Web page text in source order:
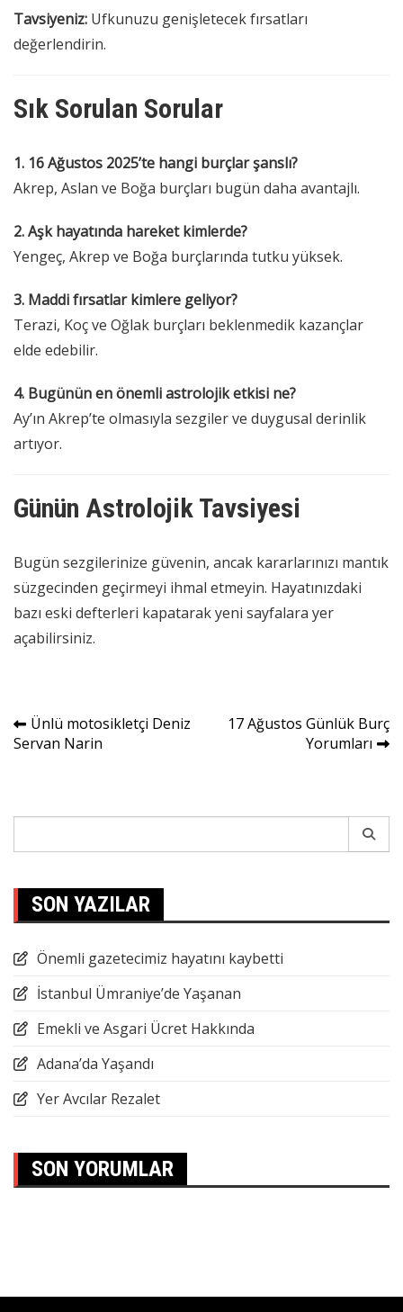
Tavsiyeniz: Ufkunuzu genişletecek fırsatları
değerlendirin.
Sık Sorulan Sorular
1. 16 Ağustos 2025’te hangi burçlar şanslı?
Akrep, Aslan ve Boğa burçları bugün daha avantajlı.
2. Aşk hayatında hareket kimlerde?
Yengeç, Akrep ve Boğa burçlarında tutku yüksek.
3. Maddi fırsatlar kimlere geliyor?
Terazi, Koç ve Oğlak burçları beklenmedik kazançlar
elde edebilir.
4. Bugünün en önemli astrolojik etkisi ne?
Ay’ın Akrep’te olmasıyla sezgiler ve duygusal derinlik
artıyor.
Günün Astrolojik Tavsiyesi
Bugün sezgilerinize güvenin, ancak kararlarınızı mantık
süzgecinden geçirmeyi ihmal etmeyin. Hayatınızdaki
bazı eski defterleri kapatarak yeni sayfalara yer
açabilirsiniz.
Yazı
gezinmesi
Ünlü motosikletçi Deniz
Servan Narin
17 Ağustos Günlük Burç
Yorumları
SON YAZILAR
Önemli gazetecimiz hayatını kaybetti
İstanbul Ümraniye’de Yaşanan
Emekli ve Asgari Ücret Hakkında
Adana’da Yaşandı
Yer Avcılar Rezalet
SON YORUMLAR